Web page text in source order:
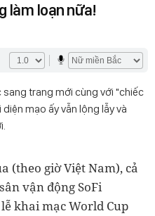
làm loạn nữa!
trang mới cùng với "chiếc
mạo ấy vẫn lộng lẫy và
(theo giờ Việt Nam), cả
vận động SoFi
khai mạc World Cup